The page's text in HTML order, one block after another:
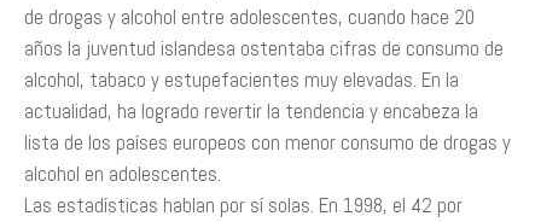
de drogas y alcohol entre adolescentes, cuando hace 20
años la juventud islandesa ostentaba cifras de consumo de
alcohol, tabaco y estupefacientes muy elevadas. En la
actualidad, ha logrado revertir la tendencia y encabeza la
lista de los países europeos con menor consumo de drogas y
alcohol en adolescentes.
Las estadísticas hablan por sí solas. En 1998, el 42 por